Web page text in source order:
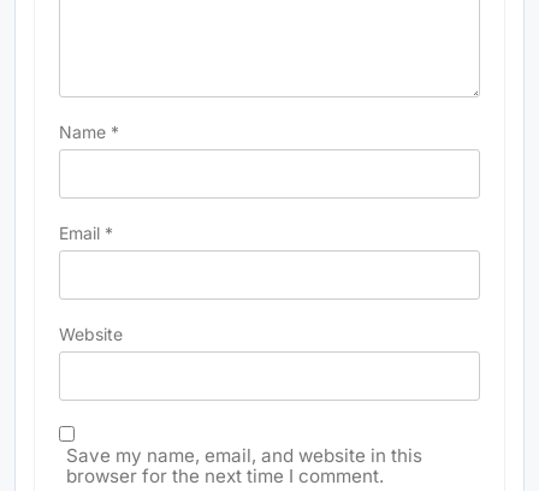
Name *
Email *
Website
Save my name, email, and website in this
browser for the next time I comment.